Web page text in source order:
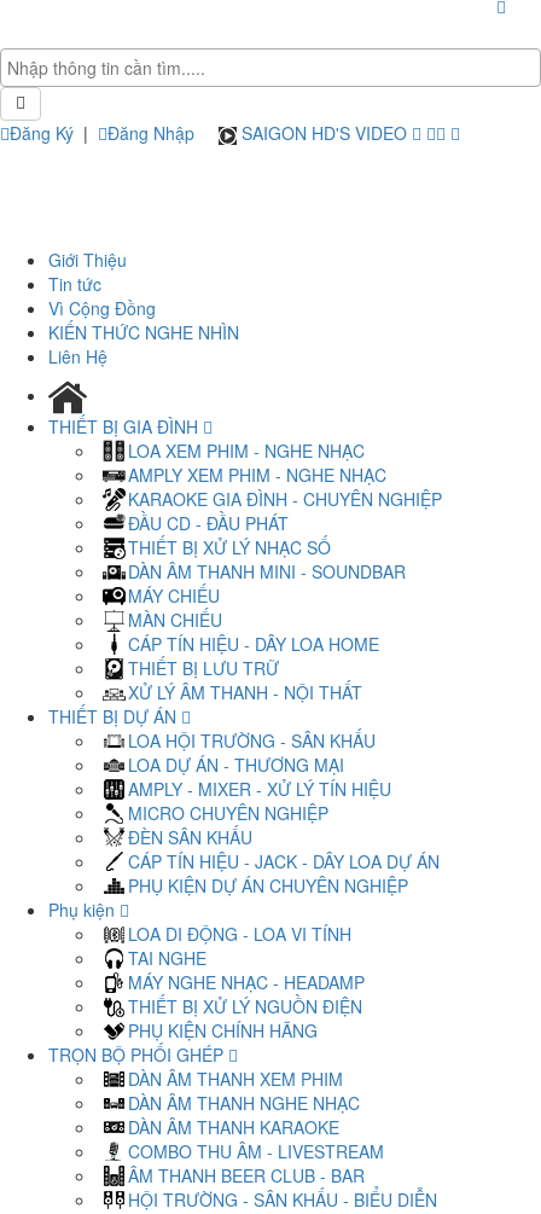
Đăng Ký | Đăng Nhập SAIGON HD'S VIDEO
Giới Thiệu
Tin tức
Vì Cộng Đồng
KIẾN THỨC NGHE NHÌN
Liên Hệ
THIẾT BỊ GIA ĐÌNH
LOA XEM PHIM - NGHE NHẠC
AMPLY XEM PHIM - NGHE NHẠC
KARAOKE GIA ĐÌNH - CHUYÊN NGHIỆP
ĐẦU CD - ĐẦU PHÁT
THIẾT BỊ XỬ LÝ NHẠC SỐ
DÀN ÂM THANH MINI - SOUNDBAR
MÁY CHIẾU
MÀN CHIẾU
CÁP TÍN HIỆU - DÂY LOA HOME
THIẾT BỊ LƯU TRỮ
XỬ LÝ ÂM THANH - NỘI THẤT
THIẾT BỊ DỰ ÁN
LOA HỘI TRƯỜNG - SÂN KHẤU
LOA DỰ ÁN - THƯƠNG MẠI
AMPLY - MIXER - XỬ LÝ TÍN HIỆU
MICRO CHUYÊN NGHIỆP
ĐÈN SÂN KHẤU
CÁP TÍN HIỆU - JACK - DÂY LOA DỰ ÁN
PHỤ KIỆN DỰ ÁN CHUYÊN NGHIỆP
Phụ kiện
LOA DI ĐỘNG - LOA VI TÍNH
TAI NGHE
MÁY NGHE NHẠC - HEADAMP
THIẾT BỊ XỬ LÝ NGUỒN ĐIỆN
PHỤ KIỆN CHÍNH HÃNG
TRỌN BỘ PHỐI GHÉP
DÀN ÂM THANH XEM PHIM
DÀN ÂM THANH NGHE NHẠC
DÀN ÂM THANH KARAOKE
COMBO THU ÂM - LIVESTREAM
ÂM THANH BEER CLUB - BAR
HỘI TRƯỜNG - SÂN KHẤU - BIỂU DIỄN